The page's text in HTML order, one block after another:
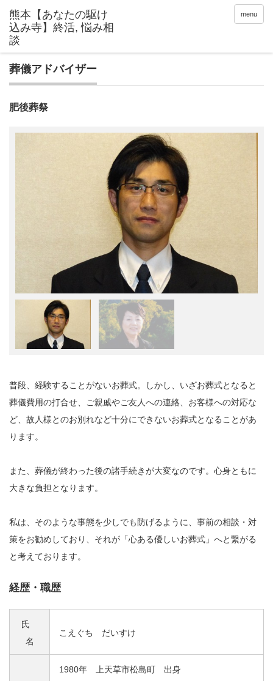
menu
葬儀アドバイザー
肥後葬祭
普段、経験することがないお葬式。しかし、いざお葬式となると
葬儀費用の打合せ、ご親戚やご友人への連絡、お客様への対応な
ど、故人様とのお別れなど十分にできないお葬式となることがあ
ります。
また、葬儀が終わった後の諸手続きが大変なのです。心身ともに
大きな負担となります。
私は、そのような事態を少しでも防げるように、事前の相談・対
策をお勧めしており、それが「心ある優しいお葬式」へと繋がる
と考えております。
経歴・職歴
氏
名
こえぐち だいすけ
1980年 上天草市松島町 出身